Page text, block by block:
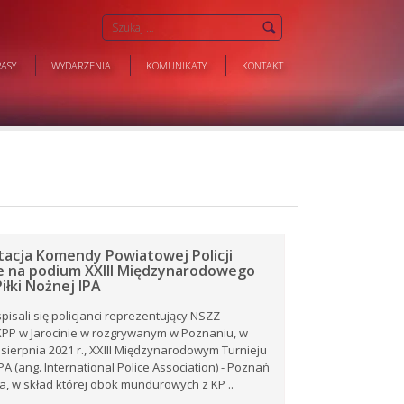
WYDARZENIA KOMUNIKATY KONTAKT
Komendy Powiatowej Policji
na podium XXIII Międzynarodowego
Nożnej IPA
się policjanci reprezentujący NSZZ
w Jarocinie w rozgrywanym w Poznaniu, w
2021 r., XXIII Międzynarodowym Turnieju
(ang. International Police Association) - Poznań
w skład której obok mundurowych z KP ..